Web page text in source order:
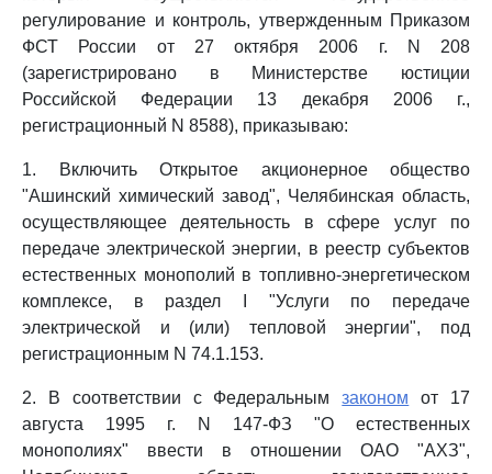
регулирование и контроль, утвержденным Приказом
ФСТ России от 27 октября 2006 г. N 208
(зарегистрировано в Министерстве юстиции
Российской Федерации 13 декабря 2006 г.,
регистрационный N 8588), приказываю:
1. Включить Открытое акционерное общество
"Ашинский химический завод", Челябинская область,
осуществляющее деятельность в сфере услуг по
передаче электрической энергии, в реестр субъектов
естественных монополий в топливно-энергетическом
комплексе, в раздел I "Услуги по передаче
электрической и (или) тепловой энергии", под
регистрационным N 74.1.153.
2. В соответствии с Федеральнымзаконом от 17
августа 1995 г. N 147-ФЗ "О естественных
монополиях" ввести в отношении ОАО "АХЗ",